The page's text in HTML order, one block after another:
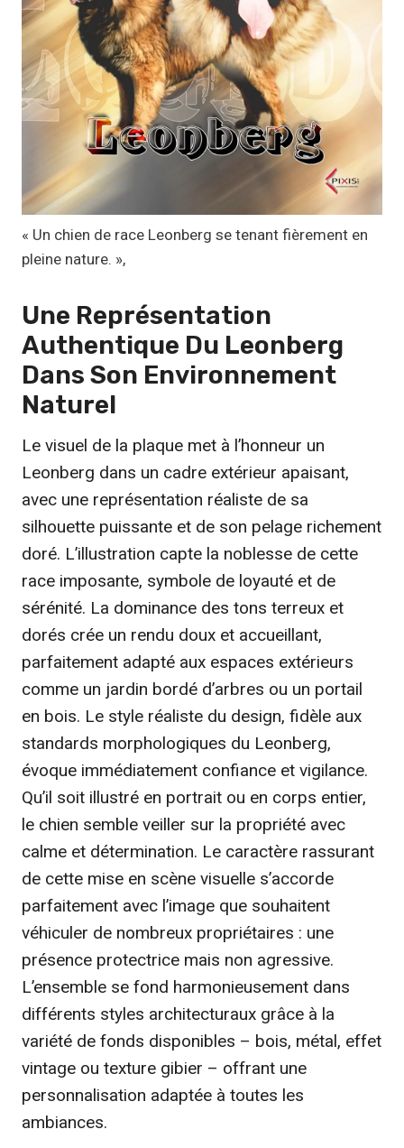
1
,
1
7
€
€
« Un chien de race Leonberg se tenant fièrement en
pleine nature. »,
Une Représentation
Authentique Du Leonberg
Dans Son Environnement
Naturel
Le visuel de la plaque met à l’honneur un
Leonberg dans un cadre extérieur apaisant,
avec une représentation réaliste de sa
silhouette puissante et de son pelage richement
doré. L’illustration capte la noblesse de cette
race imposante, symbole de loyauté et de
sérénité. La dominance des tons terreux et
dorés crée un rendu doux et accueillant,
parfaitement adapté aux espaces extérieurs
comme un jardin bordé d’arbres ou un portail
en bois. Le style réaliste du design, fidèle aux
standards morphologiques du Leonberg,
évoque immédiatement confiance et vigilance.
Qu’il soit illustré en portrait ou en corps entier,
le chien semble veiller sur la propriété avec
calme et détermination. Le caractère rassurant
de cette mise en scène visuelle s’accorde
parfaitement avec l’image que souhaitent
véhiculer de nombreux propriétaires : une
présence protectrice mais non agressive.
L’ensemble se fond harmonieusement dans
différents styles architecturaux grâce à la
variété de fonds disponibles – bois, métal, effet
vintage ou texture gibier – offrant une
personnalisation adaptée à toutes les
ambiances.